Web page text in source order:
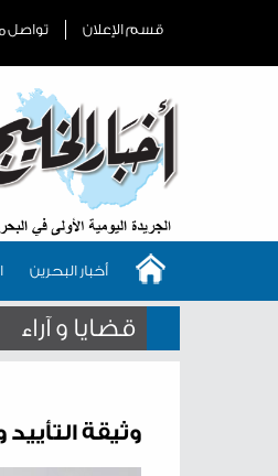
قسم الإعلان تواصل
أخبار البحرين
قضايا و آراء
وثيقة